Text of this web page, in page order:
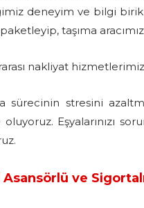
deneyim ve bilgi
taşıma
nakliyat
sürecinin stresini
Eşyalarınızı
ve